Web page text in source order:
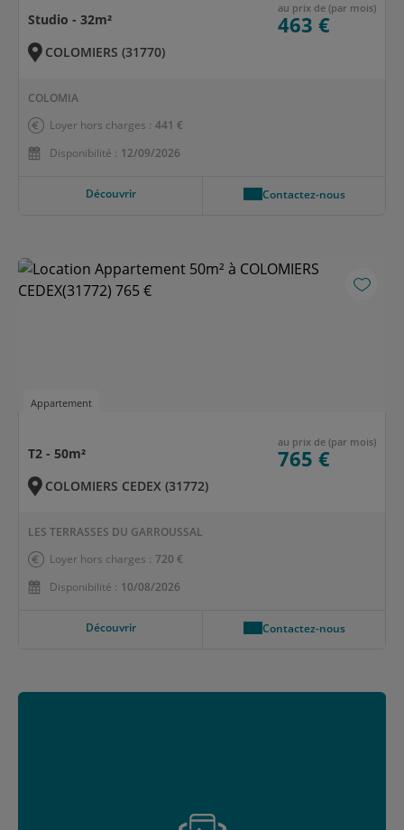
Studio - 32m²
au prix de (par mois)
463 €
COLOMIERS (31770)
COLOMIA
Loyer hors charges : 441 €
Disponibilité : 12/09/2026
Découvrir Contactez-nous
Appartement
T2 - 50m²
au prix de (par mois)
765 €
COLOMIERS CEDEX (31772)
LES TERRASSES DU GARROUSSAL
Loyer hors charges : 720 €
Disponibilité : 10/08/2026
Découvrir Contactez-nous